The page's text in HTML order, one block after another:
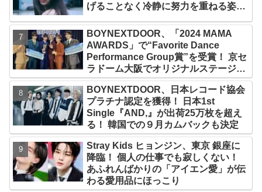
げることなく冷静に努力を重ねる姿に
BOYNEXTDOOR、「2024 MAMA
AWARDS」で“Favorite Dance
Performance Group賞”を受賞！ 京セ
ラドーム大阪でオリジナルステージパ
フォーマンス披露！ 卒業パーティーを
コンセプトにスーツで魅了【動画あ
り】
BOYNEXTDOOR、日本レコード協会
プラチナ認定を獲得！ 日本1st
Single『AND,』が出荷25万枚を超え
る！ 韓国での９月カムバックも決定
Stray Kids ヒョンジン、東京 銀座に
降臨！ 個人の仕事でも寂しくない！
あふれんばかりの「アイエン愛」が伝
わる愛用品にほっこり